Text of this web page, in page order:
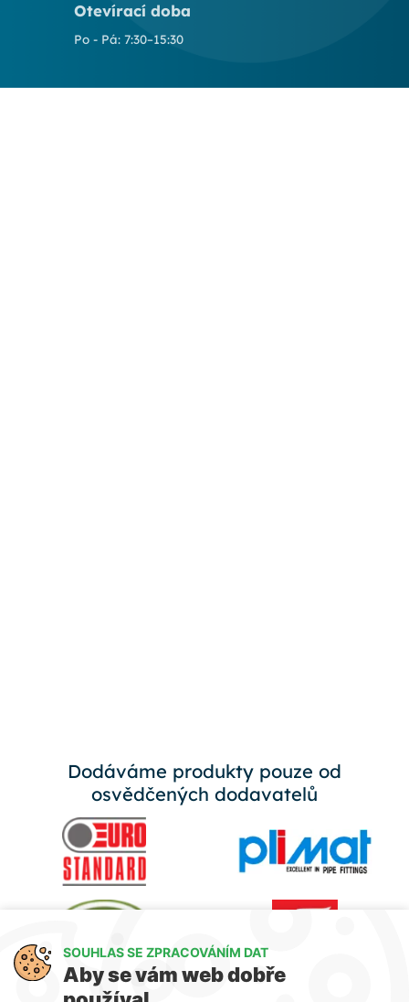
Otevírací doba
Po - Pá: 7:30–15:30
Dodáváme produkty pouze od
osvědčených dodavatelů
SOUHLAS SE ZPRACOVÁNÍM DAT
Aby se vám web dobře